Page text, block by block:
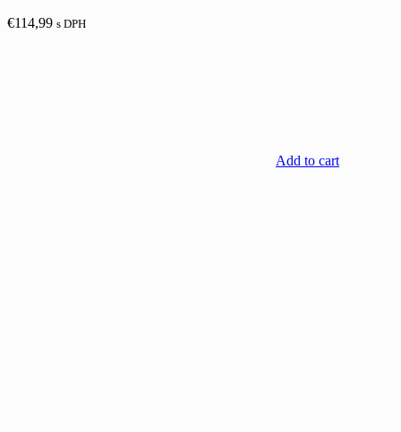
€114,99 s DPH
Add to cart